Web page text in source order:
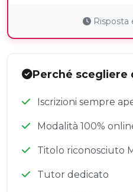
Risposta
Perché scegliere
Iscrizioni sempre
Modalità 100%
Titolo riconosciuto
Tutor dedicato